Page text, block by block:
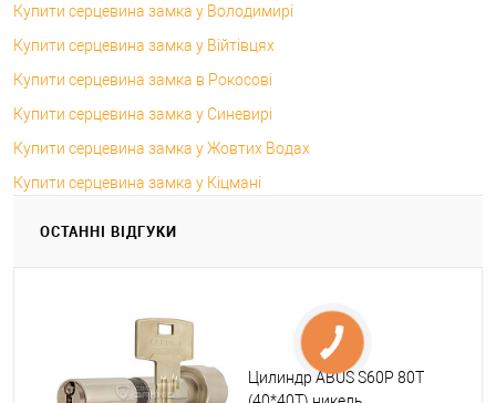
Купити серцевина замка у Володимирі
Купити серцевина замка у Війтівцях
Купити серцевина замка в Рокосові
Купити серцевина замка у Синевирі
Купити серцевина замка у Жовтих Водах
Купити серцевина замка у Кіцмані
ОСТАННІ ВІДГУКИ
Цилиндр ABUS S60P 80T